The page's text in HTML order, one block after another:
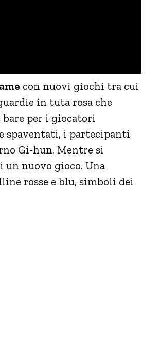
con nuovi giochi tra cui
in tuta rosa che
bare per i giocatori
spaventati, i partecipanti
Gi-hun. Mentre si
nuovo gioco. Una
rosse e blu, simboli dei